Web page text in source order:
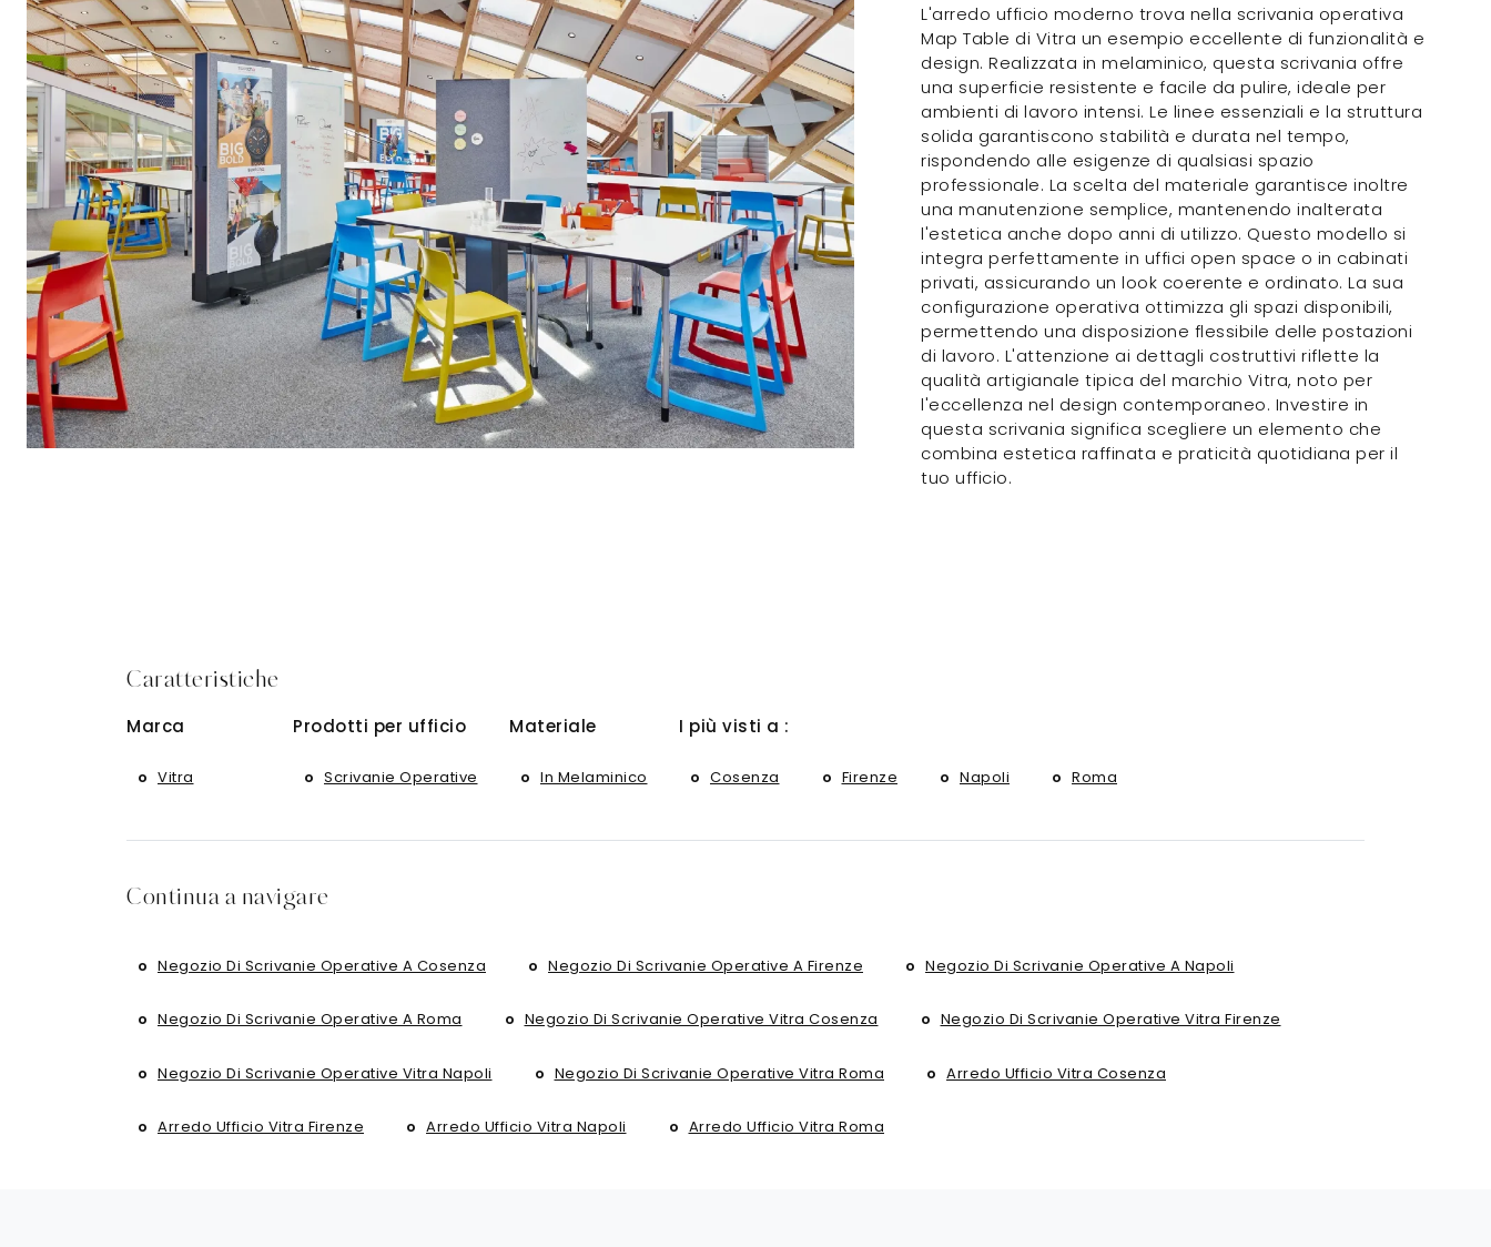
L'arredo ufficio moderno trova nella scrivania operativa
Map Table di Vitra un esempio eccellente di funzionalità e
design. Realizzata in melaminico, questa scrivania offre
una superficie resistente e facile da pulire, ideale per
ambienti di lavoro intensi. Le linee essenziali e la struttura
solida garantiscono stabilità e durata nel tempo,
rispondendo alle esigenze di qualsiasi spazio
professionale. La scelta del materiale garantisce inoltre
una manutenzione semplice, mantenendo inalterata
l'estetica anche dopo anni di utilizzo. Questo modello si
integra perfettamente in uffici open space o in cabinati
privati, assicurando un look coerente e ordinato. La sua
configurazione operativa ottimizza gli spazi disponibili,
permettendo una disposizione flessibile delle postazioni
di lavoro. L'attenzione ai dettagli costruttivi riflette la
qualità artigianale tipica del marchio Vitra, noto per
l'eccellenza nel design contemporaneo. Investire in
questa scrivania significa scegliere un elemento che
combina estetica raffinata e praticità quotidiana per il
tuo ufficio.
Caratteristiche
Marca
Vitra
Prodotti per ufficio
Scrivanie Operative
Materiale
In Melaminico
I più visti a :
Cosenza Firenze Napoli Roma
Continua a navigare
Negozio Di Scrivanie Operative A Cosenza Negozio Di Scrivanie Operative A Firenze Negozio Di Scrivanie Operative A Napoli
Negozio Di Scrivanie Operative A Roma Negozio Di Scrivanie Operative Vitra Cosenza Negozio Di Scrivanie Operative Vitra Firenze
Negozio Di Scrivanie Operative Vitra Napoli Negozio Di Scrivanie Operative Vitra Roma Arredo Ufficio Vitra Cosenza
Arredo Ufficio Vitra Firenze Arredo Ufficio Vitra Napoli Arredo Ufficio Vitra Roma